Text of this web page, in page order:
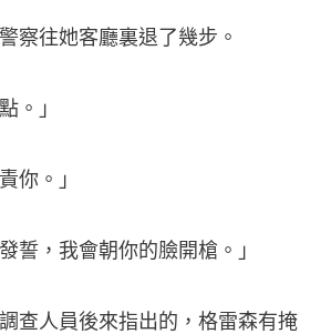
察往她客廳裏退了幾步。
。」
你。」
誓，我會朝你的臉開槍。」
查人員後來指出的，格雷森有掩